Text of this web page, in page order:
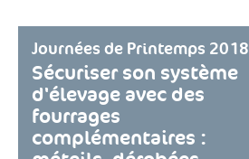
Journées de Printemps 2018
Sécuriser son système
d'élevage avec des
fourrages
complémentaires :